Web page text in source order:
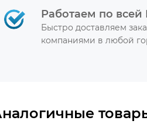
Работаем по всей
Быстро доставляем
компаниями в любой